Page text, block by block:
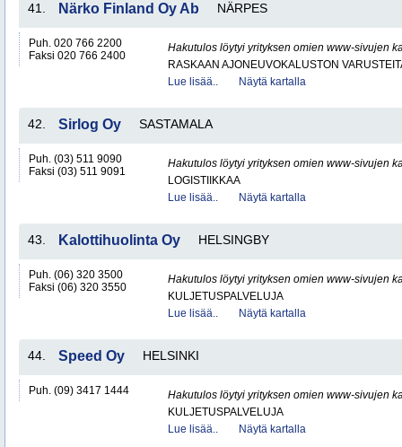
41. Närko Finland Oy Ab NÄRPES
Puh. 020 766 2200
Faksi 020 766 2400
Hakutulos löytyi yrityksen omien www-sivujen
RASKAAN AJONEUVOKALUSTON
Lue lisää..
Näytä kartalla
42. Sirlog Oy SASTAMALA
Puh. (03) 511 9090
Faksi (03) 511 9091
Hakutulos löytyi yrityksen omien www-sivujen
LOGISTIIKKAA
Lue lisää..
Näytä kartalla
43. Kalottihuolinta Oy HELSINGBY
Puh. (06) 320 3500
Faksi (06) 320 3550
Hakutulos löytyi yrityksen omien www-sivujen
KULJETUSPALVELUJA
Lue lisää..
Näytä kartalla
44. Speed Oy HELSINKI
Puh. (09) 3417 1444
Hakutulos löytyi yrityksen omien www-sivujen
KULJETUSPALVELUJA
Lue lisää..
Näytä kartalla